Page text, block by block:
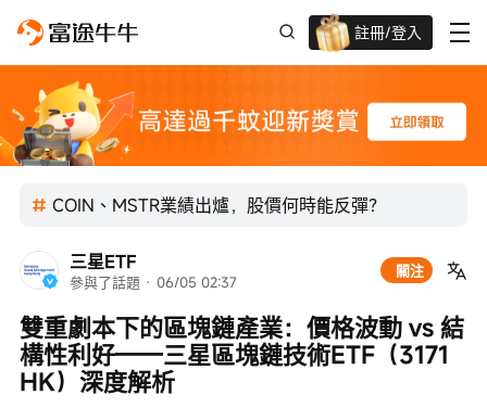
註冊/登入
COIN、MSTR業績出爐，股價何時能反彈？
三星ETF
參與了話題 · 06/05 02:37
關注
雙重劇本下的區塊鏈產業：價格波動 vs 結
構性利好——三星區塊鏈技術ETF（3171
HK）深度解析